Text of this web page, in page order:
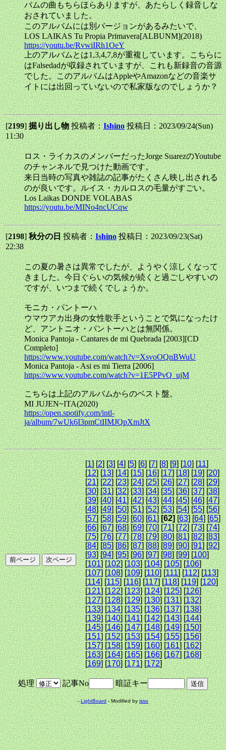
バムの曲もちらほらありますが、あたらしく録音しな
おされていました。
このアルバムには別バージョンがあるみたいで、
LOS LAIKAS Tu Propia Primavera[ALBUNM](2018)
https://youtu.be/RvwiIRh1OeY
上のアルバムとは1,3,4,7,8が重複しています。こちらに
はFalsedadが収録されていますが、これも新録音の音源
でした。このアルバムはAppleやAmazonなどの音楽サ
イトには出回っていないので私家版なのでしょうか？
[2199]掘り出し物投稿者：Ishino 投稿日：2023/09/24(Sun)
11:30
ロス・ライカスのメンバーだったJorge SuarezのYoutube
のチャンネルで見つけた動画です。
来日当時の写真や雑誌の記事がたくさん映し出される
のが良いです。ルイス・カルロスの毛量がすごい。
Los Laikas DONDE VOLABAS
https://youtu.be/MINo4ncUCqw
[2198]秋分の日投稿者：Ishino 投稿日：2023/09/23(Sat)
22:38
この夏の暑さは異常でしたが、ようやく涼しくなって
きました。今日ぐらいの気候が続くと過ごしやすいの
ですが、いつまで続くでしょうか。
モニカ・パントーハ
ウマウアカ出身の女性歌手ということで気になったけ
ど、アントニオ・パントーハとは無関係。
Monica Pantoja - Cantares de mi Quebrada [2003][CD
Completo]
https://www.youtube.com/watch?v=XsvoOQnBWuU
Monica Pantoja - Asi es mi Tierra [2006]
https://www.youtube.com/watch?v=1E5PPvQ_ujM
こちらは上記のアルバムからのベスト盤。
MI JUJEN~ITA(2020)
https://open.spotify.com/intl-
ja/album/7wUk6I3pmCtIIMJQpXmJtX
[1] [2] [3] [4] [5] [6] [7] [8] [9] [10] [11]
[12] [13] [14] [15] [16] [17] [18] [19] [20]
[21] [22] [23] [24] [25] [26] [27] [28] [29]
[30] [31] [32] [33] [34] [35] [36] [37] [38]
[39] [40] [41] [42] [43] [44] [45] [46] [47]
[48] [49] [50] [51] [52] [53] [54] [55] [56]
[57] [58] [59] [60] [61][62][63] [64] [65]
[66] [67] [68] [69] [70] [71] [72] [73] [74]
[75] [76] [77] [78] [79] [80] [81] [82] [83]
[84] [85] [86] [87] [88] [89] [90] [91] [92]
[93] [94] [95] [96] [97] [98] [99] [100]
[101] [102] [103] [104] [105] [106]
[107] [108] [109] [110] [111] [112] [113]
[114] [115] [116] [117] [118] [119] [120]
[121] [122] [123] [124] [125] [126]
[127] [128] [129] [130] [131] [132]
[133] [134] [135] [136] [137] [138]
[139] [140] [141] [142] [143] [144]
[145] [146] [147] [148] [149] [150]
[151] [152] [153] [154] [155] [156]
[157] [158] [159] [160] [161] [162]
[163] [164] [165] [166] [167] [168]
[169] [170] [171] [172]
処理 記事No 暗証キー
-LightBoard- Modified byisso